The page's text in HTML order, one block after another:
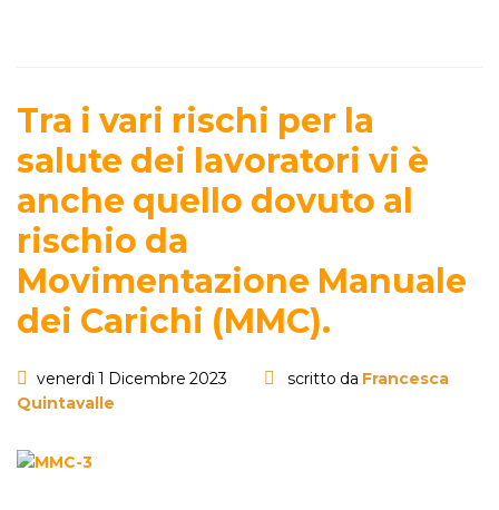
Tra i vari rischi per la
salute dei lavoratori vi è
anche quello dovuto al
rischio da
Movimentazione Manuale
dei Carichi (MMC).
venerdì 1 Dicembre 2023 scritto da Francesca
Quintavalle